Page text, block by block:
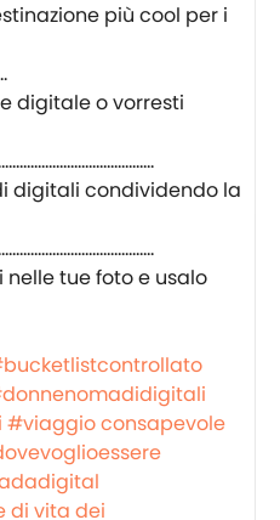
più cool per i
digitale o vorresti
digitali condividendo la
tue foto e usalo
#viaggio consapevole
di vita dei